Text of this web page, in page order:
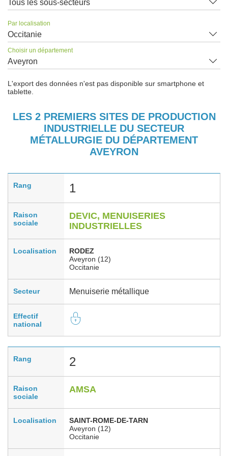
Tous les sous-secteurs
Par localisation
Occitanie
Choisir un département
Aveyron
L'export des données n'est pas disponible sur smartphone et
tablette.
LES 2 PREMIERS SITES DE PRODUCTION
INDUSTRIELLE DU SECTEUR
MÉTALLURGIE DU DÉPARTEMENT
AVEYRON
Rang 1
Raison
sociale
DEVIC, MENUISERIES
INDUSTRIELLES
Localisation
RODEZ
Aveyron (12)
Occitanie
Secteur Menuiserie métallique
Effectif
national
Rang 2
Raison
sociale
AMSA
Localisation
SAINT-ROME-DE-TARN
Aveyron (12)
Occitanie